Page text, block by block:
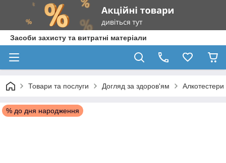
Засоби захисту та витратні матеріали
Товари та послуги Догляд за здоров'ям
% до дня народження